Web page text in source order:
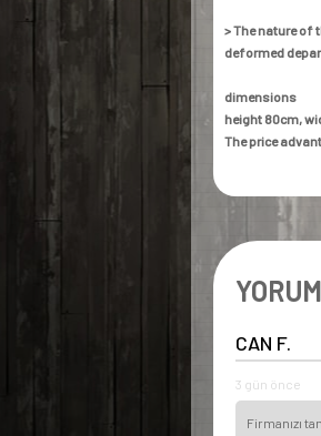
>The nature of
deformed
dimensions
height 80cm,
The price
CAN F.
3 gün önce
Firmanızı